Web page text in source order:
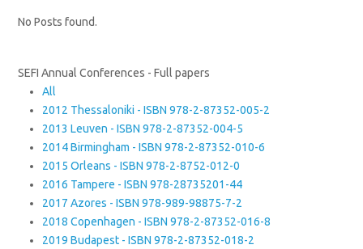
No Posts found.
SEFI Annual Conferences - Full papers
All
2012 Thessaloniki - ISBN 978-2-87352-005-2
2013 Leuven - ISBN 978-2-87352-004-5
2014 Birmingham - ISBN 978-2-87352-010-6
2015 Orleans - ISBN 978-2-8752-012-0
2016 Tampere - ISBN 978-28735201-44
2017 Azores - ISBN 978-989-98875-7-2
2018 Copenhagen - ISBN 978-2-87352-016-8
2019 Budapest - ISBN 978-2-87352-018-2